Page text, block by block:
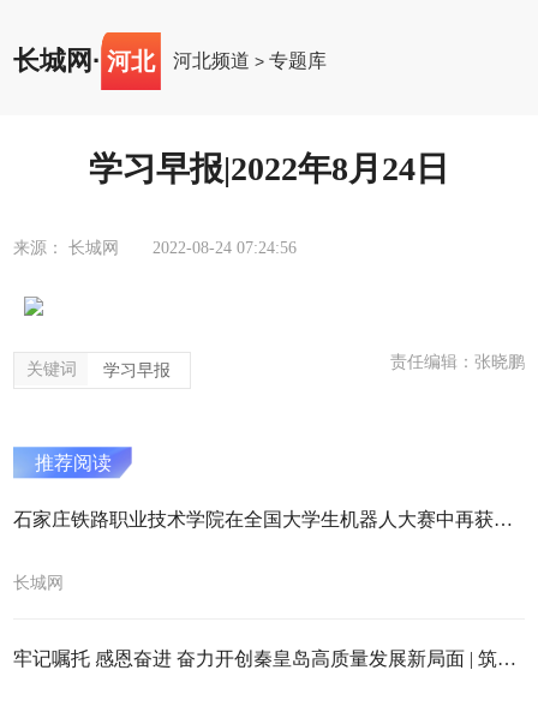
长城网 · 河北 河北频道 >专题库
学习早报|2022年8月24日
来源： 长城网 2022-08-24 07:24:56
关键词 学习早报 责任编辑：张晓鹏
推荐阅读
石家庄铁路职业技术学院在全国大学生机器人大赛中再获佳绩
长城网
牢记嘱托 感恩奋进 奋力开创秦皇岛高质量发展新局面 | 筑得暖巢引凤来